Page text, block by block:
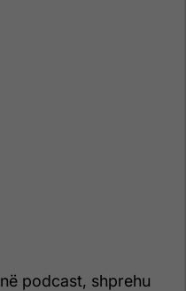
podcast, shprehu